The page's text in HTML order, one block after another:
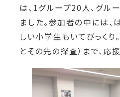
は、1グループ20人、グル
ました。参加者の中には、
しい小学生もいてびっくり
とその先の探査）まで、応